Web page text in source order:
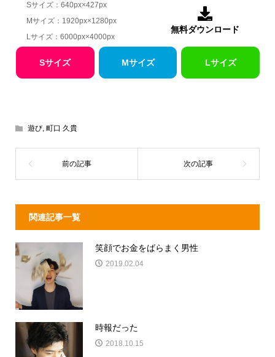
Sサイズ：640px×427px
Mサイズ：1920px×1280px
Lサイズ：6000px×4000px

無料ダウンロード
Sサイズ Mサイズ Lサイズ
遊び, 町口 久貴
関連記事一覧
笑顔でお金をばらまく男性
2019.02.04
時報だった
2018.10.15